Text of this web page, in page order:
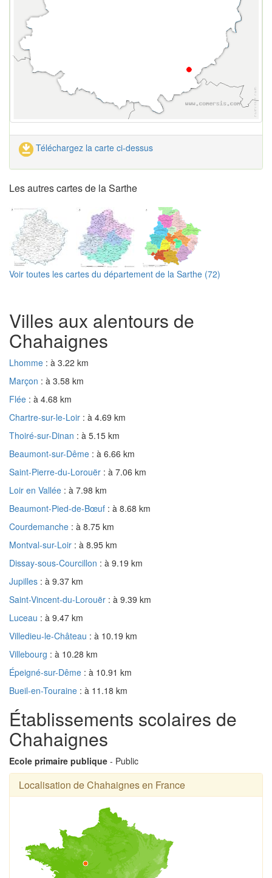
Téléchargez la carte ci-dessus
Les autres cartes de la Sarthe
Voir toutes les cartes du département de la Sarthe (72)
Villes aux alentours de
Chahaignes
Lhomme : à 3.22 km
Marçon : à 3.58 km
Flée : à 4.68 km
Chartre-sur-le-Loir : à 4.69 km
Thoiré-sur-Dinan : à 5.15 km
Beaumont-sur-Dême : à 6.66 km
Saint-Pierre-du-Lorouër : à 7.06 km
Loir en Vallée : à 7.98 km
Beaumont-Pied-de-Bœuf : à 8.68 km
Courdemanche : à 8.75 km
Montval-sur-Loir : à 8.95 km
Dissay-sous-Courcillon : à 9.19 km
Jupilles : à 9.37 km
Saint-Vincent-du-Lorouër : à 9.39 km
Luceau : à 9.47 km
Villedieu-le-Château : à 10.19 km
Villebourg : à 10.28 km
Épeigné-sur-Dême : à 10.91 km
Bueil-en-Touraine : à 11.18 km
Établissements scolaires de
Chahaignes
Ecole primaire publique - Public
Localisation de Chahaignes en France